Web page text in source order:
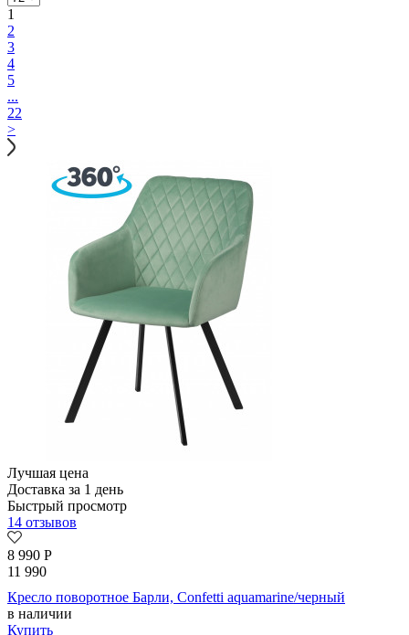
1
2
3
4
5
...
22
>
Лучшая цена
Доставка за 1 день
Быстрый просмотр
14 отзывов
8 990 Р
11 990
Кресло поворотное Барли, Confetti aquamarine/черный
в наличии
Купить